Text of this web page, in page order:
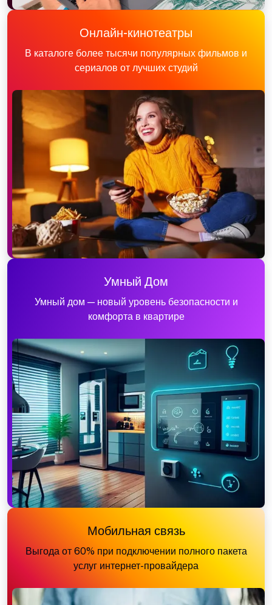
Онлайн-кинотеатры
В каталоге более тысячи популярных фильмов и
сериалов от лучших студий
Умный Дом
Умный дом — новый уровень безопасности и
комфорта в квартире
Мобильная связь
Выгода от 60% при подключении полного пакета
услуг интернет-провайдера